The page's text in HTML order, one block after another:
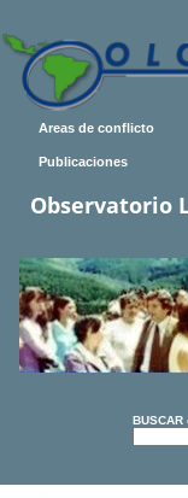
Areas de conflicto
Publicaciones
Observatorio
BUSCAR